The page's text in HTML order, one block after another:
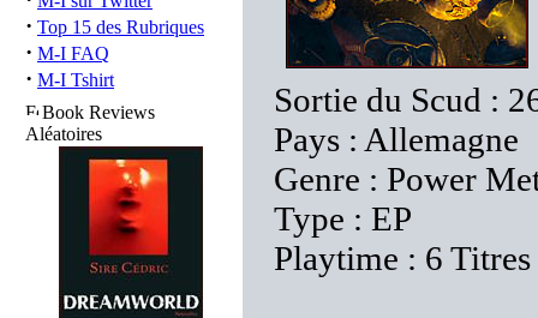
· Top 15 des Rubriques
· M-I FAQ
· M-I Tshirt
Book Reviews
Aléatoires
Sortie du Scud :
Pays : Allemagne
Genre : Power
Type : EP
Playtime : 6